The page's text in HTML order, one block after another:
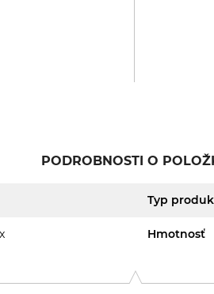
PODROBNOSTI O
Typ
Hmotnosť